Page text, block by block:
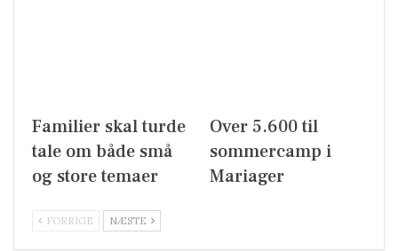
Familier skal turde
tale om både små
og store temaer
Over 5.600 til
sommercamp i
Mariager
FORRIGE NÆSTE